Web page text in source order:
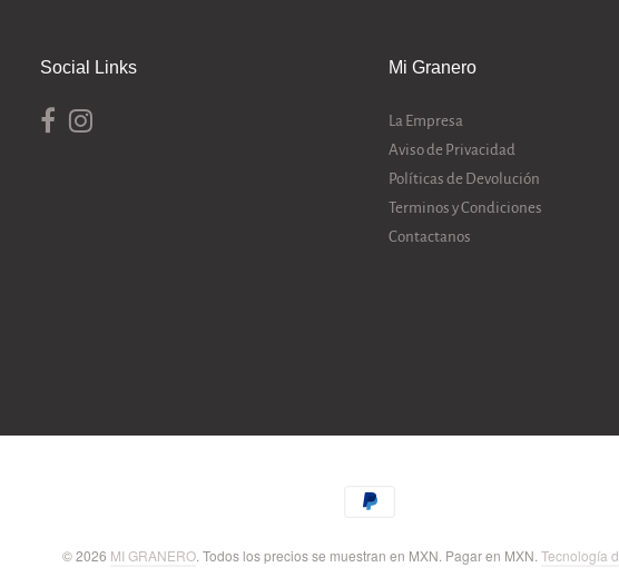
Social Links Mi Granero
La Empresa
Aviso de Privacidad
Políticas de Devolución
Terminos y Condiciones
Contactanos
© 2026 MI GRANERO. Todos los precios se muestran en MXN. Pagar en MXN. Tecnología